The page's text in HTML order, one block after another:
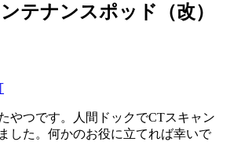
テナンスポッド（改）
やつです。人間ドックでCTスキャン
した。何かのお役に立てれば幸いで